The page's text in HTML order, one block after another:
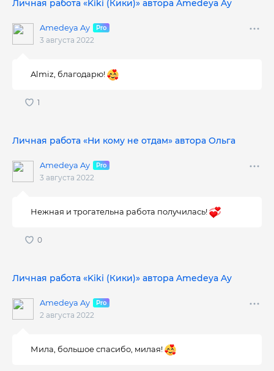
Личная работа «Kiki (Кики)» автора Amedeya Ay
Amedeya Ay
3 августа 2022
Almiz, благодарю!
Личная работа «Ни кому не отдам» автора Ольга
Amedeya Ay
3 августа 2022
Нежная и трогательна работа получилась!
Личная работа «Kiki (Кики)» автора Amedeya Ay
Amedeya Ay
2 августа 2022
Мила, большое спасибо, милая!